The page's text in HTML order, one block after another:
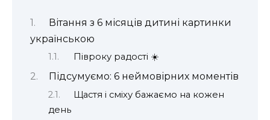
Вітання з 6 місяців дитині картинки
українською
Півроку радості ☀️
Підсумуємо: 6 неймовірних моментів
Щастя і сміху бажаємо на кожен
день